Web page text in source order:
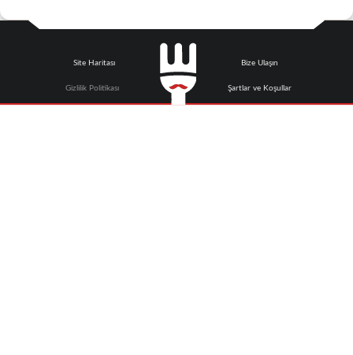
Site Haritası
Gizlilik Politikası
Bize Ulaşın
Şartlar ve Koşullar